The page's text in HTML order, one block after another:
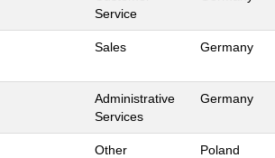
Service
Sales Germany
Administrative
Services
Germany
Other Poland